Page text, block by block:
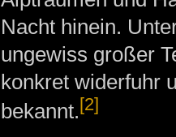
Nacht hinein.
ungewiss großer
konkret widerfuhr
bekannt.[2]